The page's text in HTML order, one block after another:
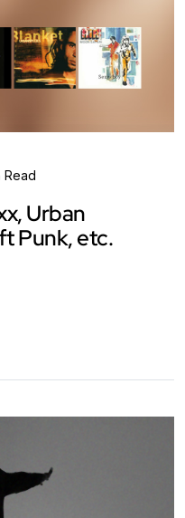
Read
Urban
Punk, etc.